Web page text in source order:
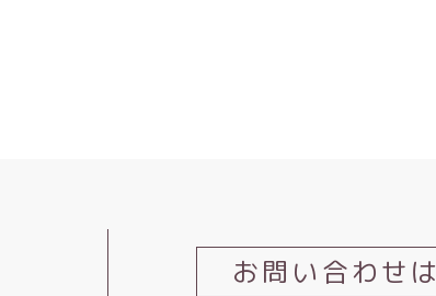
お問い合わせは